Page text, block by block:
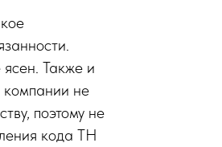
Также и
компании не
поэтому не
кода ТН